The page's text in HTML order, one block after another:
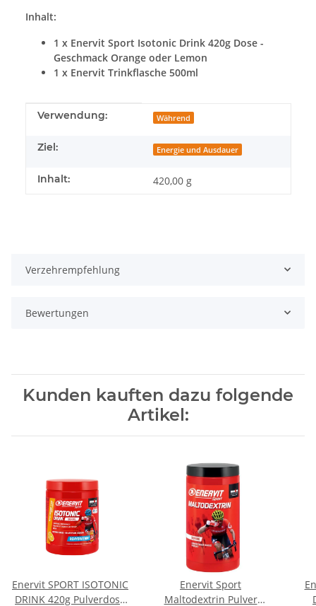
Inhalt:
1 x Enervit Sport Isotonic Drink 420g Dose -
Geschmack Orange oder Lemon
1 x Enervit Trinkflasche 500ml
Produkteigenschaft
Wert
Verwendung: Während
Ziel: Energie und Ausdauer
Inhalt: 420,00 g
Verzehrempfehlung
Bewertungen
Kunden kauften dazu folgende
Artikel:
Enervit SPORT ISOTONIC
DRINK 420g Pulverdose
Enervit Sport
Maltodextrin Pulver